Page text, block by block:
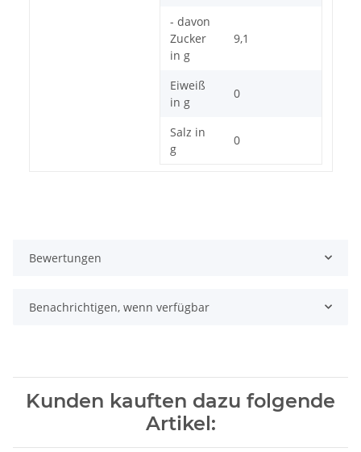
- davon
Zucker
in g
9,1
Eiweiß
in g
0
Salz in
g
0
Bewertungen
Benachrichtigen, wenn verfügbar
Kunden kauften dazu folgende
Artikel: